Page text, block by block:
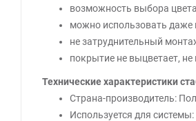
возможность выбора
можно использовать даже
не затруднительный
покрытие не выцветает,
Технические характеристики
Страна-производитель:
Используется для